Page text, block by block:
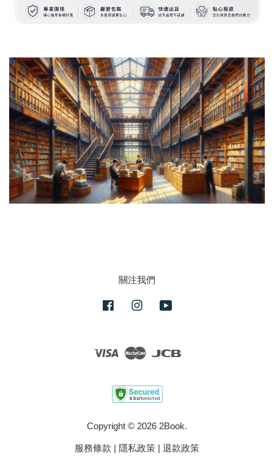
關注我們
FacebookInstagram
Visa Master
Copyright © 2026 2Book.
服務條款 | 隱私政策 | 退款政策